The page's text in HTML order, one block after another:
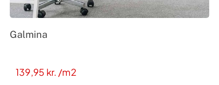
Galmina
139,95 kr. /m2